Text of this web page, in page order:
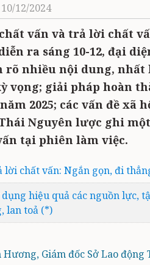
12/2024
vấn và trả lời chất
ra sáng 10-12, đại
nhiều nội dung, nhất
vọng; giải pháp hoàn
2025; các vấn đề xã
Nguyên lược ghi
tại phiên làm việc.
chất vấn: Ngắn gọn, đi
hiệu quả các nguồn lực,
lan toả (*)
Giám đốc Sở Lao